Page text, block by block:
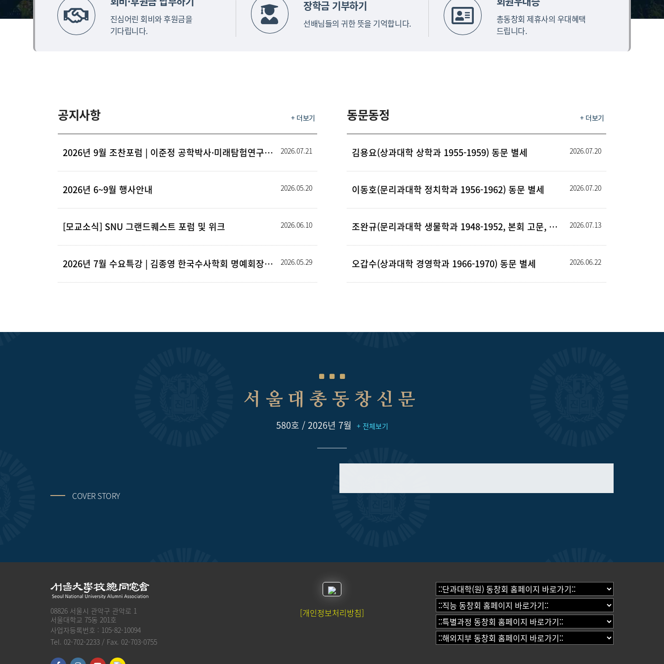
진심어린 회비와 후원금을
기다립니다.
장학금 기부하기
선배님들의 귀한 뜻을 기억합니다.
총동창회 제휴사의 우대혜택
드립니다.
공지사항 + 더보기
2026년 9월 조찬포럼 | 이준정 공학박사·미래탐험연구소 대표 「AGI시대, 기술주권과 ... 2026.07.21
2026년 6~9월 행사안내 2026.05.20
[모교소식] SNU 그랜드퀘스트 포럼 및 위크 2026.06.10
2026년 7월 수요특강 | 김종영 한국수사학회 명예회장 | 고전수사학으로 배우는 설득과 ... 2026.05.29
동문동정 + 더보기
김용요(상과대학 상학과 1955-1959) 동문 별세 2026.07.20
이동호(문리과대학 정치학과 1956-1962) 동문 별세 2026.07.20
조완규(문리과대학 생물학과 1948-1952, 본회 고문, 前서울대 총장) 동문 별세 2026.07.13
오갑수(상과대학 경영학과 1966-1970) 동문 별세 2026.06.22
서울대총동창신문
580호 / 2026년 7월 + 전체보기
COVER STORY
08826 서울시 관악구 관악로 1
서울대학교 75동 201호
사업자등록번호 : 105-82-10094
Tel. 02-702-2233 / Fax. 02-703-0755
[개인정보처리방침]